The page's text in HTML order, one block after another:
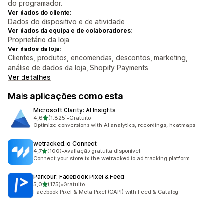
do programador.
Ver dados do cliente:
Dados do dispositivo e de atividade
Ver dados da equipa e de colaboradores:
Proprietário da loja
Ver dados da loja:
Clientes, produtos, encomendas, descontos, marketing,
análise de dados da loja, Shopify Payments
Ver detalhes
Mais aplicações como esta
Microsoft Clarity: AI Insights
4,6de 5 estrelas
(1.825)
1825 total de avaliações
•Gratuito
Optimize conversions with AI analytics, recordings, heatmaps
wetracked.io Connect
4,7de 5 estrelas
(100)
100 total de avaliações
•Avaliação gratuita disponível
Connect your store to the wetracked.io ad tracking platform
Parkour: Facebook Pixel & Feed
5,0de 5 estrelas
(175)
175 total de avaliações
•Gratuito
Facebook Pixel & Meta Pixel (CAPI) with Feed & Catalog